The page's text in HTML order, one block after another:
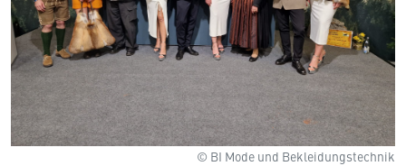
© BI Mode und Bekleidungstechnik